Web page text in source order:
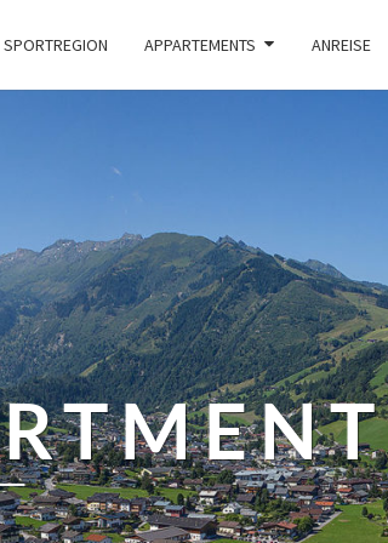
SPORTREGION APPARTEMENTS ANREISE